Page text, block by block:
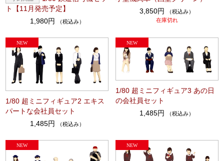
ト【11月発売予定】
1,980円
（税込み）
3,850円
（税込み）
在庫切れ
1/80 超ミニフィギュア2 エキス
パートな会社員セット
1,485円
（税込み）
1/80 超ミニフィギュア3 あの日
の会社員セット
1,485円
（税込み）